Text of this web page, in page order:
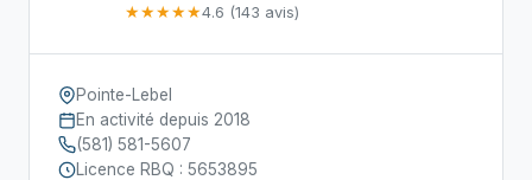
★★★★★4.6 (143 avis)
Pointe-Lebel
En activité depuis 2018
(581) 581-5607
Licence RBQ : 5653895